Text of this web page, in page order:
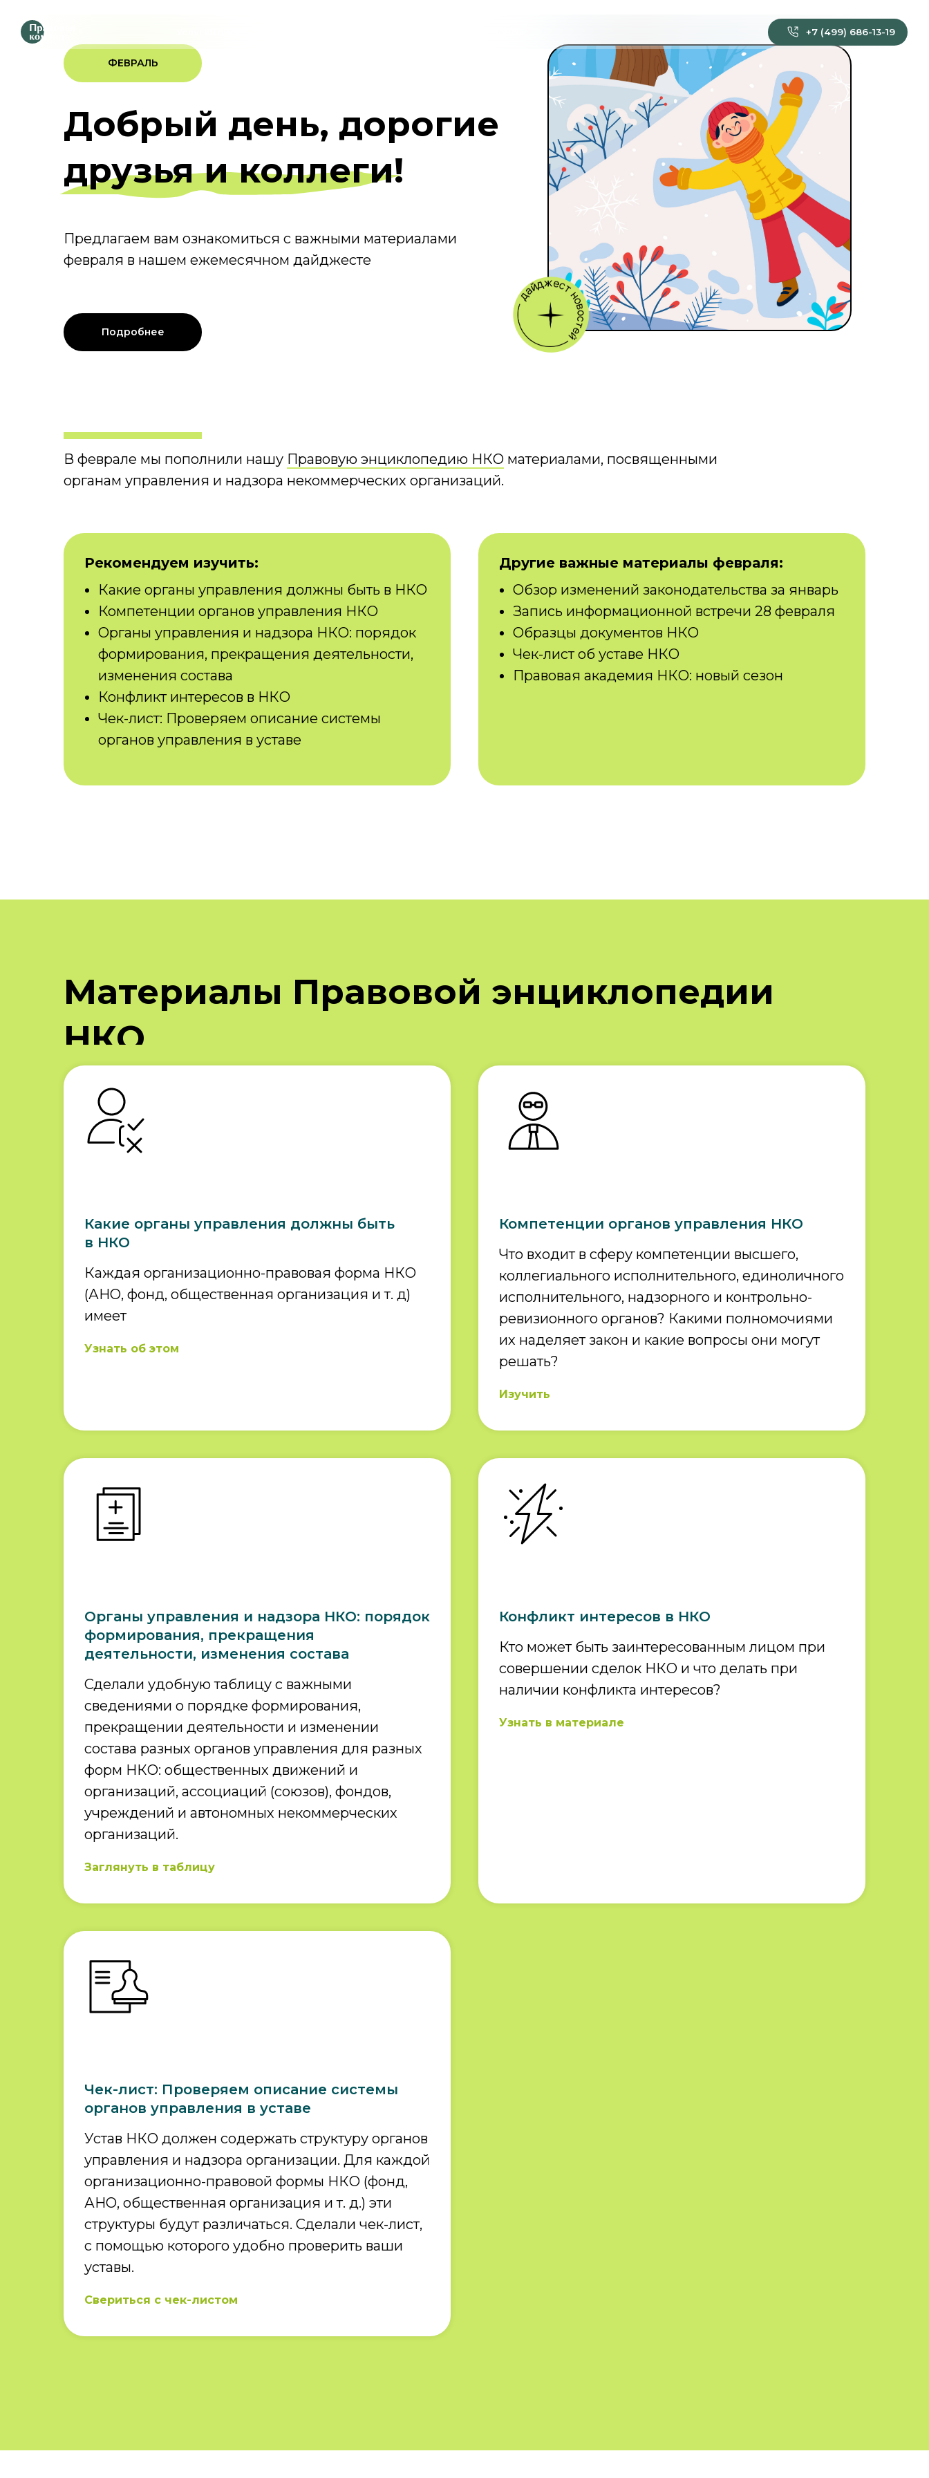
+7 (499) 686-13-19
Добрый день, дорогие
друзья и коллеги!
ФЕВРАЛЬ
Подробнее
Предлагаем вам ознакомиться с важными материалами
февраля в нашем ежемесячном дайджесте
В феврале мы пополнили нашу Правовую энциклопедию НКО материалами, посвященными
органам управления и надзора некоммерческих организаций.
Рекомендуем изучить:
Какие органы управления должны быть в НКО
Компетенции органов управления НКО
Органы управления и надзора НКО: порядок
формирования, прекращения деятельности,
изменения состава
Конфликт интересов в НКО
Чек-лист: Проверяем описание системы
органов управления в уставе
Другие важные материалы февраля:
Обзор изменений законодательства за январь
Запись информационной встречи 28 февраля
Образцы документов НКО
Чек-лист об уставе НКО
Правовая академия НКО: новый сезон
Материалы Правовой энциклопедии
НКО
Какие органы управления должны быть
в НКО
Каждая организационно-правовая форма НКО
(АНО, фонд, общественная организация и т. д)
имеет
Узнать об этом
Компетенции органов управления НКО
Что входит в сферу компетенции высшего,
коллегиального исполнительного, единоличного
исполнительного, надзорного и контрольно-
ревизионного органов? Какими полномочиями
их наделяет закон и какие вопросы они могут
решать?
Изучить
Органы управления и надзора НКО: порядок
формирования, прекращения
деятельности, изменения состава
Сделали удобную таблицу с важными
сведениями о порядке формирования,
прекращении деятельности и изменении
состава разных органов управления для разных
форм НКО: общественных движений и
организаций, ассоциаций (союзов), фондов,
учреждений и автономных некоммерческих
организаций.
Заглянуть в таблицу
Конфликт интересов в НКО
Кто может быть заинтересованным лицом при
совершении сделок НКО и что делать при
наличии конфликта интересов?
Узнать в материале
Чек-лист: Проверяем описание системы
органов управления в уставе
Устав НКО должен содержать структуру органов
управления и надзора организации. Для каждой
организационно-правовой формы НКО (фонд,
АНО, общественная организация и т. д.) эти
структуры будут различаться. Сделали чек-лист,
с помощью которого удобно проверить ваши
уставы.
Свериться с чек-листом